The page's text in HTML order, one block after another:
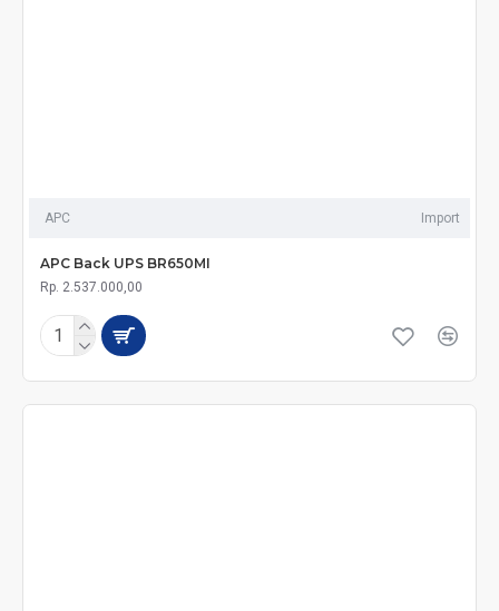
APC Import
APC Back UPS BR650MI
Rp. 2.537.000,00